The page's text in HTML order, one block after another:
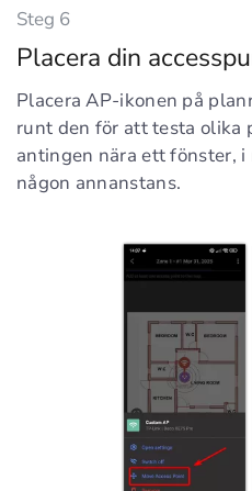
Steg 6
Placera din
Placera AP-ikonen på
runt den för att testa olika
antingen nära ett fönster,
någon annanstans.